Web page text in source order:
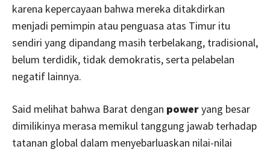
karena kepercayaan bahwa mereka ditakdirkan
menjadi pemimpin atau penguasa atas Timur itu
sendiri yang dipandang masih terbelakang, tradisional,
belum terdidik, tidak demokratis, serta pelabelan
negatif lainnya.
Said melihat bahwa Barat dengan poweryang besar
dimilikinya merasa memikul tanggung jawab terhadap
tatanan global dalam menyebarluaskan nilai-nilai